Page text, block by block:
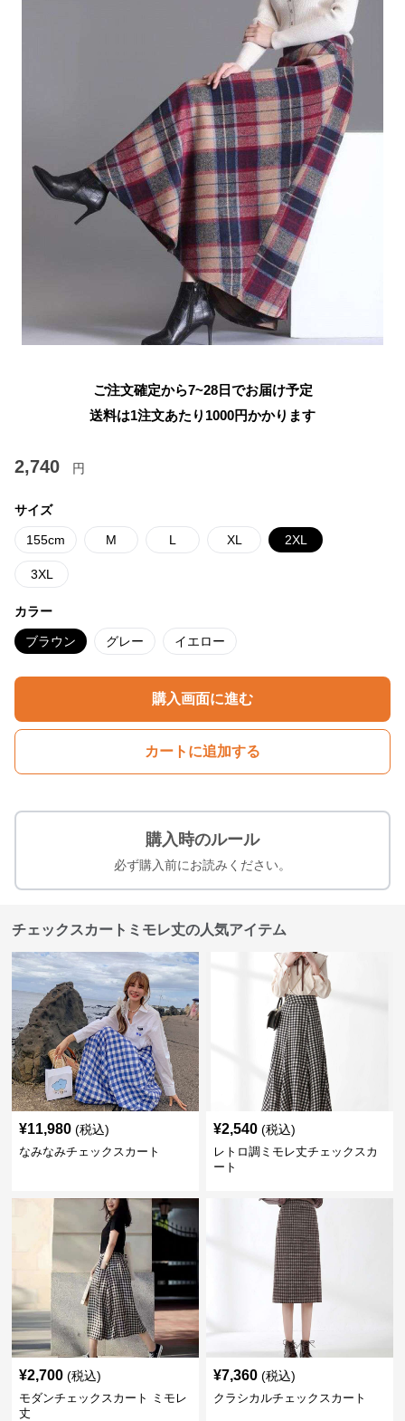
ご注文確定から7~28日でお届け予定
送料は1注文あたり 1000円かかります
2,740 円
サイズ
155cm M L XL 2XL
3XL
カラー
ブラウン グレー イエロー
購入画面に進む
カートに追加する
購入時のルール
必ず購入前にお読みください。
チェックスカートミモレ丈の人気アイテム
¥11,980 (税込)
なみなみチェックスカート
¥2,540 (税込)
レトロ調ミモレ丈チェックスカ
ート
¥2,700 (税込)
モダンチェックスカート ミモレ
丈
¥7,360 (税込)
クラシカルチェックスカート